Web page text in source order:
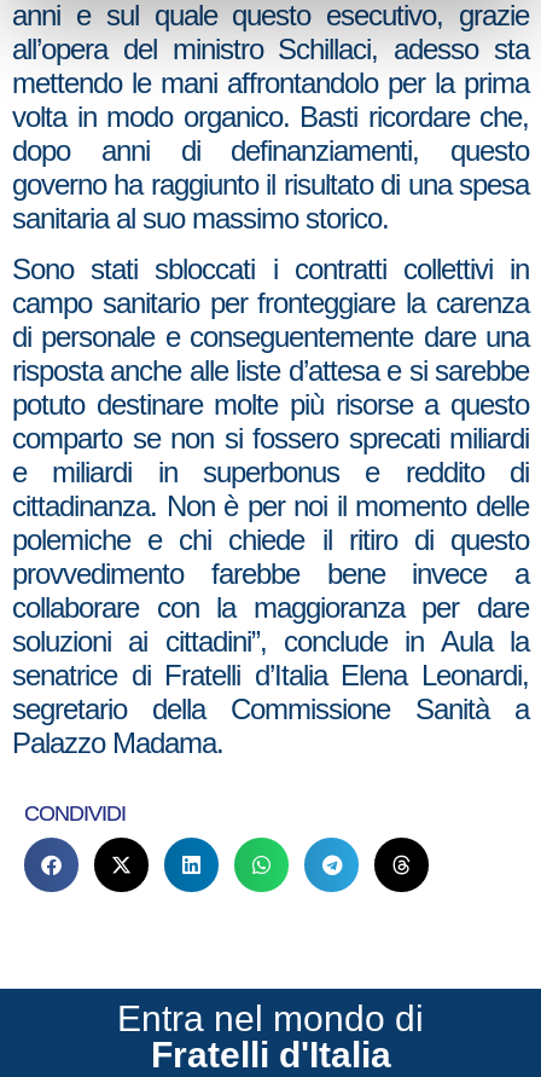
anni e sul quale questo esecutivo, grazie
all’opera del ministro Schillaci, adesso sta
mettendo le mani affrontandolo per la prima
volta in modo organico. Basti ricordare che,
dopo anni di definanziamenti, questo
governo ha raggiunto il risultato di una spesa
sanitaria al suo massimo storico.
Sono stati sbloccati i contratti collettivi in
campo sanitario per fronteggiare la carenza
di personale e conseguentemente dare una
risposta anche alle liste d’attesa e si sarebbe
potuto destinare molte più risorse a questo
comparto se non si fossero sprecati miliardi
e miliardi in superbonus e reddito di
cittadinanza. Non è per noi il momento delle
polemiche e chi chiede il ritiro di questo
provvedimento farebbe bene invece a
collaborare con la maggioranza per dare
soluzioni ai cittadini”, conclude in Aula la
senatrice di Fratelli d’Italia Elena Leonardi,
segretario della Commissione Sanità a
Palazzo Madama.
CONDIVIDI
Entra nel mondo di
Fratelli d'Italia